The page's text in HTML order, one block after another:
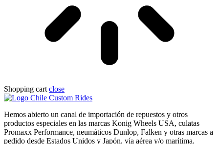
Shopping cart close
Hemos abierto un canal de importación de repuestos y otros
productos especiales en las marcas Konig Wheels USA, culatas
Promaxx Performance, neumáticos Dunlop, Falken y otras marcas a
pedido desde Estados Unidos y Japón, vía aérea y/o marítima.